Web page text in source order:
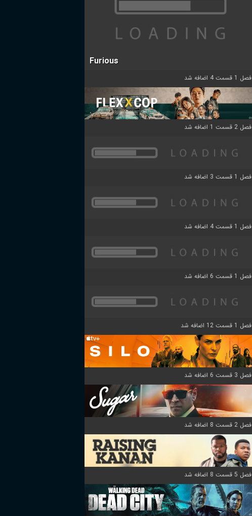
Furious
فصل 1 قسمت 4 اضافه شد
فصل 2 قسمت 1 اضافه شد
فصل 1 قسمت 3 اضافه شد
فصل 1 قسمت 4 اضافه شد
فصل 1 قسمت 6 اضافه شد
فصل 1 قسمت 12 اضافه شد
فصل 3 قسمت 6 اضافه شد
فصل 2 قسمت 8 اضافه شد
فصل 5 قسمت 8 اضافه شد